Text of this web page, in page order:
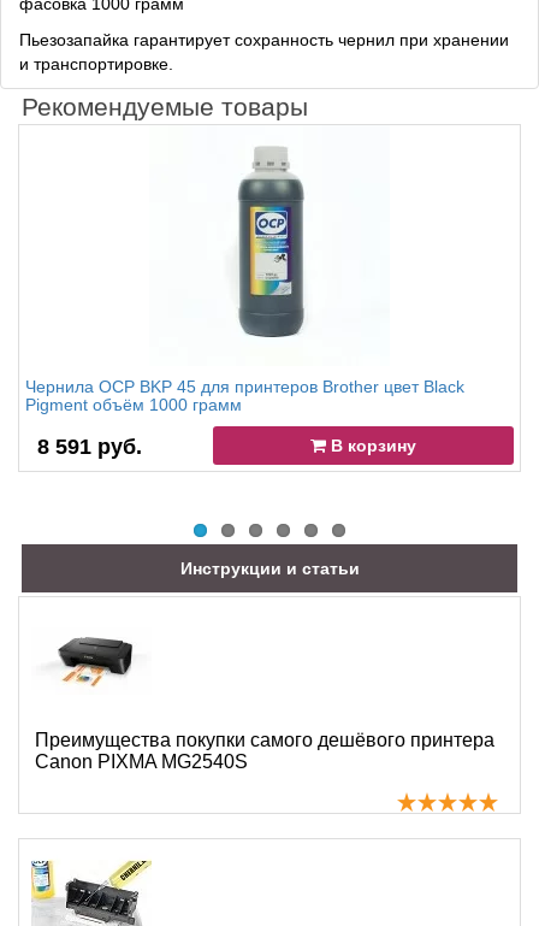
фасовка 1000 грамм
Пьезозапайка гарантирует сохранность чернил при хранении
и транспортировке.
Рекомендуемые товары
Чернила OCP BKP 45 для принтеров Brother цвет Black
Pigment объём 1000 грамм
8 591 руб. В корзину
Инструкции и статьи
Преимущества покупки самого дешёвого принтера
Canon PIXMA MG2540S